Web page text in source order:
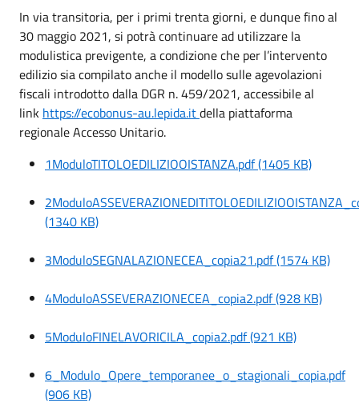
In via transitoria, per i primi trenta giorni, e dunque fino al
30 maggio 2021, si potrà continuare ad utilizzare la
modulistica previgente, a condizione che per l’intervento
edilizio sia compilato anche il modello sulle agevolazioni
fiscali introdotto dalla DGR n. 459/2021, accessibile al
link https://ecobonus-au.lepida.itdella piattaforma
regionale Accesso Unitario.
1ModuloTITOLOEDILIZIOOISTANZA.pdf (1405 KB)
(1340 KB)
3ModuloSEGNALAZIONECEA_copia21.pdf (1574 KB)
4ModuloASSEVERAZIONECEA_copia2.pdf (928 KB)
5ModuloFINELAVORICILA_copia2.pdf (921 KB)
6_Modulo_Opere_temporanee_o_stagionali_copia.pdf
(906 KB)